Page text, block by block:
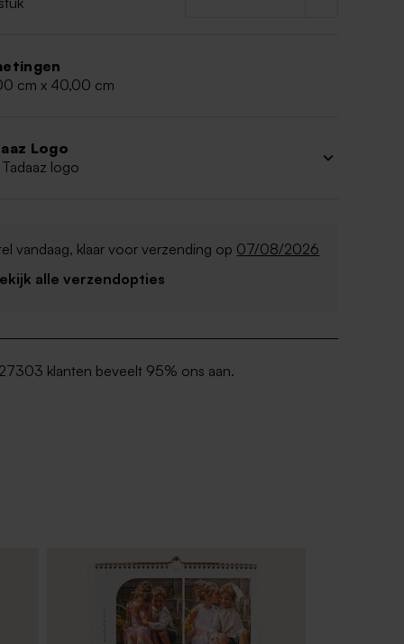
cm x 40,00 cm
Logo
logo
vandaag, klaar voor verzending op 07/08/2026
alle verzendopties
klanten beveelt 95% ons aan.